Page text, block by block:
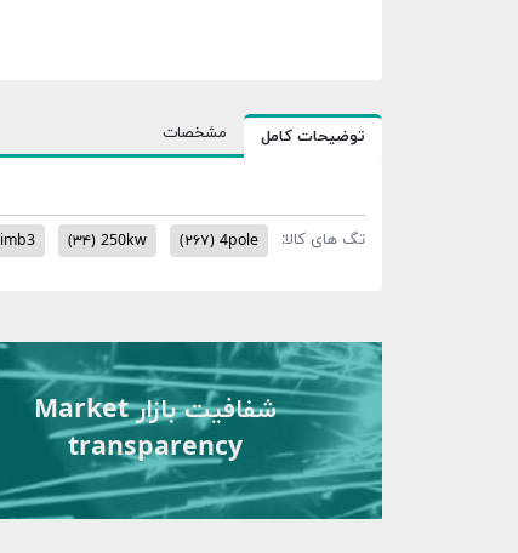
توضیحات کامل مشخصات
تگ های کالا: 4pole (۲۶۷) 250kw (۳۴) imb3
شفافیت بازار Market
transparency